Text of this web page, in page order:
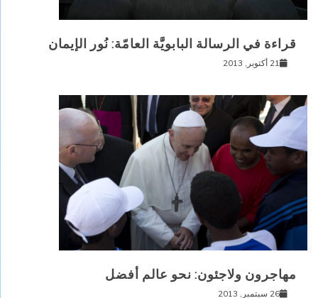
قراءة في الرسالة البابويَّة العامّة: نُور الإيمان
21 أكتوبر, 2013
مهاجرون ولاجئون: نحو عالم أفضل
26 سبتمبر, 2013